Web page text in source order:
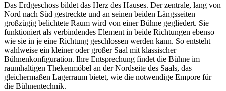
Das Erdgeschoss bildet das Herz des Hauses. Der zentrale, lang von
Nord nach Süd gestreckte und an seinen beiden Längsseiten
großzügig belichtete Raum wird von einer Bühne gegliedert. Sie
funktioniert als verbindendes Element in beide Richtungen ebenso
wie sie in je eine Richtung geschlossen werden kann. So entsteht
wahlweise ein kleiner oder großer Saal mit klassischer
Bühnenkonfiguration. Ihre Entsprechung findet die Bühne im
raumhaltigen Thekenmöbel an der Nordseite des Saals, das
gleichermaßen Lagerraum bietet, wie die notwendige Empore für
die Bühnentechnik.